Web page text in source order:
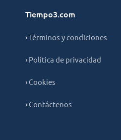
Tiempo3.com
› Términos y condiciones
› Política de privacidad
› Cookies
› Contáctenos